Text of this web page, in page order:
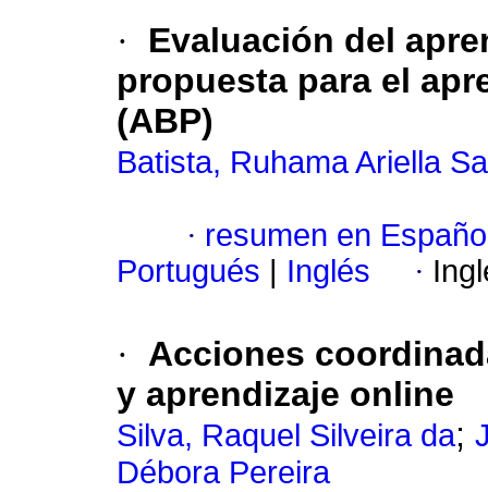
·
Evaluación del
propuesta para el
(ABP)
Batista, Ruhama Ariella
· resumen en
Portugués
Inglés ·
·
Acciones
y aprendizaje online
Silva, Raquel Silveira da;
Débora Pereira